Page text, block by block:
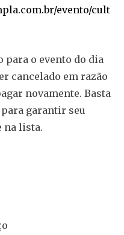
evento/cult
para o evento do dia
cancelado em razão
novamente. Basta
garantir seu
na lista.